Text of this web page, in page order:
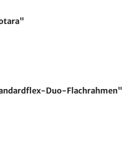
Duo-Flachrahmen"